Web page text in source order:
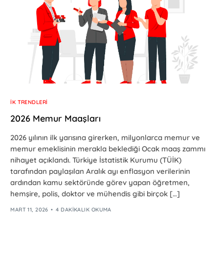
İK TRENDLERI
2026 Memur Maaşları
2026 yılının ilk yarısına girerken, milyonlarca memur ve
memur emeklisinin merakla beklediği Ocak maaş zammı
nihayet açıklandı. Türkiye İstatistik Kurumu (TÜİK)
tarafından paylaşılan Aralık ayı enflasyon verilerinin
ardından kamu sektöründe görev yapan öğretmen,
hemşire, polis, doktor ve mühendis gibi birçok […]
MART 11, 2026 4 DAKIKALIK OKUMA